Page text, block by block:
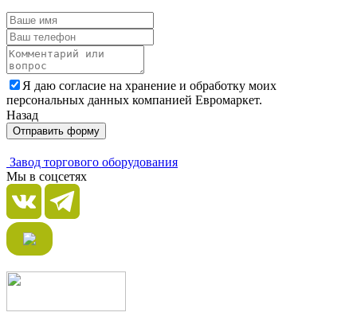
Я даю согласие на хранение и обработку моих
персональных данных компанией Евромаркет.
Назад
Отправить форму
Завод торгового оборудования
Мы в соцсетях